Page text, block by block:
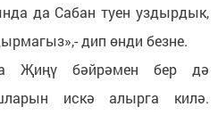
да Сабан туен уздырдык,
дип өнди безне.
Җиңү бәйрәмен бер дә
искә алырга килә.